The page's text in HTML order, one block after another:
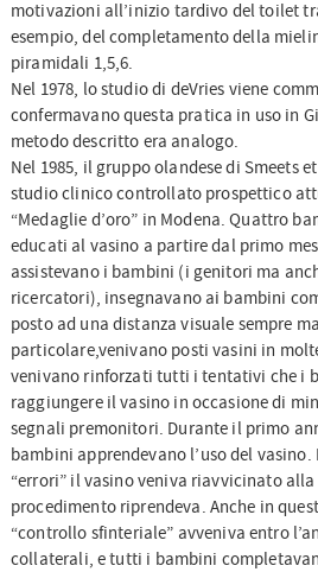
motivazioni all’inizio tardivo del toilet
esempio, del completamento della
piramidali 1,5,6.
Nel 1978, lo studio di deVries viene
confermavano questa pratica in uso in
metodo descritto era analogo.
Nel 1985, il gruppo olandese di Smeets
studio clinico controllato prospettico
“Medaglie d’oro” in Modena. Quattro
educati al vasino a partire dal primo
assistevano i bambini (i genitori ma
ricercatori), insegnavano ai bambini
posto ad una distanza visuale sempre
particolare,venivano posti vasini in
venivano rinforzati tutti i tentativi che i
raggiungere il vasino in occasione di
segnali premonitori. Durante il primo
bambini apprendevano l’uso del
“errori” il vasino veniva riavvicinato
procedimento riprendeva. Anche in
“controllo sfinteriale” avveniva entro
collaterali, e tutti i bambini